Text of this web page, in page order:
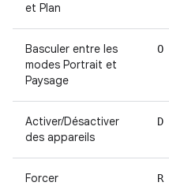
et Plan
Basculer entre les
modes Portrait et
Paysage
O
Activer/Désactiver
des appareils
D
Forcer
R